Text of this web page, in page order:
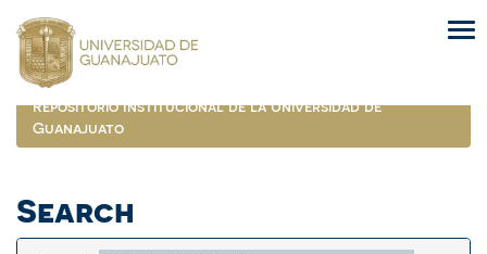
navigation
Repositorio Institucional de la Universidad de
Guanajuato
Search